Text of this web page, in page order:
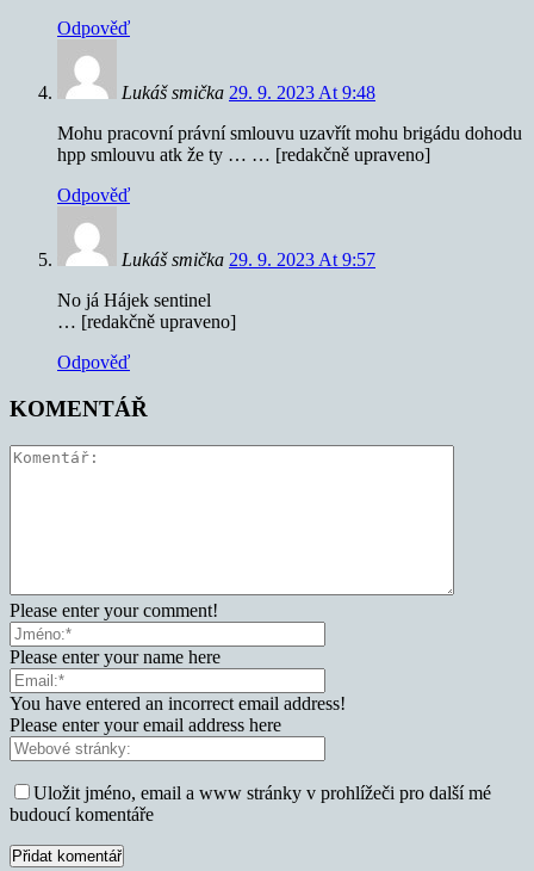
Odpověď
Lukáš smička 29. 9. 2023 At 9:48
Mohu pracovní právní smlouvu uzavřít mohu brigádu dohodu
hpp smlouvu atk že ty … … [redakčně upraveno]
Odpověď
Lukáš smička 29. 9. 2023 At 9:57
No já Hájek sentinel
… [redakčně upraveno]
Odpověď
KOMENTÁŘ
Please enter your comment!
Please enter your name here
You have entered an incorrect email address!
Please enter your email address here
Uložit jméno, email a www stránky v prohlížeči pro další mé
budoucí komentáře